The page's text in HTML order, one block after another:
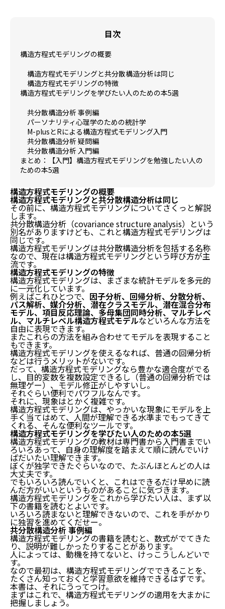
目次
構造方程式モデリングの概要
構造方程式モデリングと共分散構造分析は同じ
構造方程式モデリングの特徴
構造方程式モデリングを学びたい人のための本5選
共分散構造分析 事例編
パーソナリティ心理学のための統計学
M-plusとRによる構造方程式モデリング入門
共分散構造分析 疑問編
共分散構造分析 入門編
まとめ：【入門】構造方程式モデリングを勉強したい人の
ための本5選
構造方程式モデリングの概要
構造方程式モデリングと共分散構造分析は同じ
その前に、構造方程式モデリングについてさくっと解説
します。
共分散構造分析（covariance structure analysis）という
別名がありますけども、これと構造方程式モデリングは
同じです。
構造方程式モデリングは共分散構造分析を包括する名称
なので、現在は構造方程式モデリングという呼び方が主
流です。
構造方程式モデリングの特徴
構造方程式モデリングは、まざまな統計モデルを多元的
に一元化しています。
例えばこれひとつで、 因子分析、回帰分析、分散分析、
パス解析、媒介分析、潜在クラスモデル、潜在混合分布
モデル、項目反応理論、多母集団同時分析、マルチレベ
ル、マルチレベル構造方程式モデルなどいろんな方法を
自由に表現できます。
またこれらの方法を組み合わせてモデルを表現すること
もできます。
構造方程式モデリングを使えるなれば、普通の回帰分析
などは行うメリットがないです。
だって、構造方程式モデリングなら豊かな適合度がでる
し、目的変数を複数設定できるし（普通の回帰分析では
無理ゲー）、モデル修正がしやすいし。
それぐらい便利でパワフルなんです。
それに、現象はとかく複雑です。
構造方程式モデリングは、やっかいな現象にモデルを上
手く当てはめて、人間が理解できる水準までもってきて
くれる、そんな便利なツールです。
構造方程式モデリングを学びたい人のための本5選
構造方程式モデリングの教材は専門書から入門書までい
ろいろあって、自身の理解度を踏まえて順に読んでいけ
ばだいたい理解できます。
ぼくが独学できたぐらいなので、たぶんほとんどの人は
大丈夫です。
でもいろいろ読んでいくと、これはできるだけ早めに読
んだ方がいいというものがあることに気づきます。
構造方程式モデリングをこれから学びたい人は、まず以
下の書籍を読むとよいです。
いろいろ読まないと理解できないので、これを手がかり
に独習を進めてくだせー。
共分散構造分析 事例編
構造方程式モデリングの書籍を読むと、数式がでてきた
り、説明が難しかったりすることがあります。
人によっては、動機を持てないと、けっこうしんどいで
す。
なので最初は、構造方程式モデリングでできることを、
たくさん知っておくと学習意欲を維持できるはずです。
本書は、それにうってつけ。
まずはこれで、構造方程式モデリングの適用を大まかに
把握しましょう。